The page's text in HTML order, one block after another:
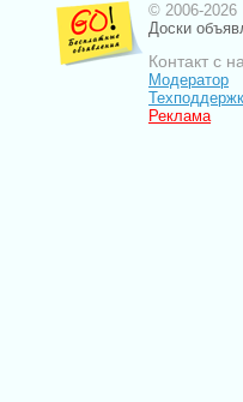
© 2006-2026
Доски
Контакт с
Модератор
Реклама